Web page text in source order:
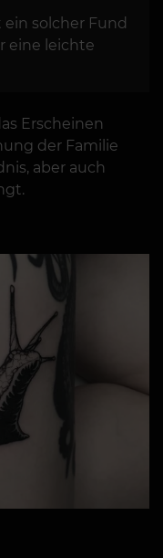
solcher Fund
eine leichte
Erscheinen
der Familie
aber auch